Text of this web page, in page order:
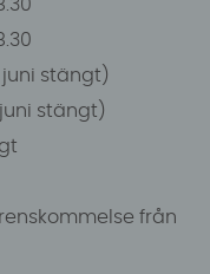
juni stängt)
juni stängt)
från